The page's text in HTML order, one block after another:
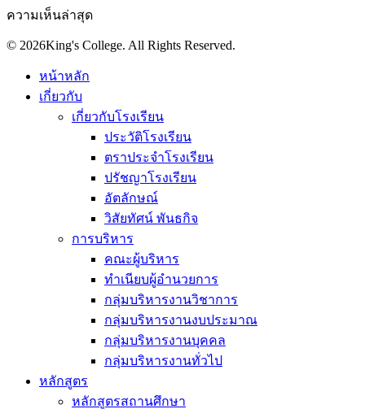
ความเห็นล่าสุด
© 2026King's College. All Rights Reserved.
หน้าหลัก
เกี่ยวกับ
เกี่ยวกับโรงเรียน
ประวัติโรงเรียน
ตราประจำโรงเรียน
ปรัชญาโรงเรียน
อัตลักษณ์
วิสัยทัศน์ พันธกิจ
การบริหาร
คณะผู้บริหาร
ทำเนียบผู้อำนวยการ
กลุ่มบริหารงานวิชาการ
กลุ่มบริหารงานงบประมาณ
กลุ่มบริหารงานบุคคล
กลุ่มบริหารงานทั่วไป
หลักสูตร
หลักสูตรสถานศึกษา